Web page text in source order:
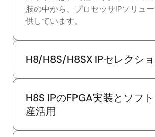
肢の中から、プロセッサIPソリュ
供しています。
H8/H8S/H8SX IPセレクシ
H8S IPのFPGA実装とソフ
産活用